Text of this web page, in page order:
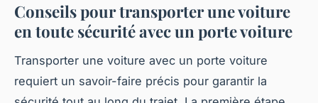
Conseils pour transporter une voiture
en toute sécurité avec un porte voiture
Transporter une voiture avec un porte voiture
requiert un savoir-faire précis pour garantir la